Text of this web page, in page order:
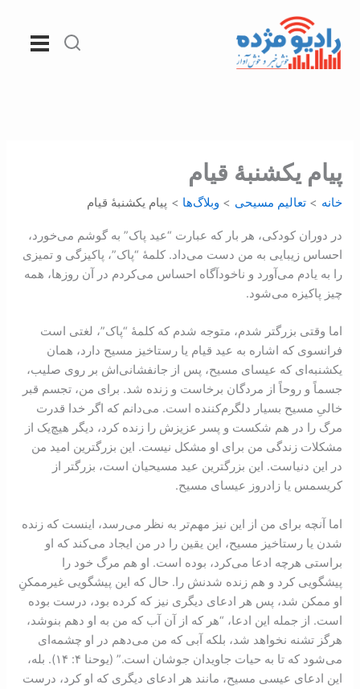
محتوا
پیام يکشنبۀ قيام
خانه تعالیم مسیحی وبلاگ‌ها پیام يکشنبۀ قيام
در دوران کودکی، هر بار که عبارت “عید پاک” به گوشم می‌خورد،
احساس زیبایی به من دست می‌داد. کلمۀ “پاک”، پاکیزگی و تمیزی
را به یادم می‌آورد و ناخودآگاه احساس می‌کردم در آن روزها، همه
چیز پاکیزه می‌شود.
اما وقتی بزرگتر شدم، متوجه شدم که کلمۀ “پاک”، لغتی است
فرانسوی که اشاره به عید قيام يا رستاخیز مسیح دارد، همان
يکشنبه‌ای که عیسای مسیح، پس از جانفشانی‌اش بر روی صلیب،
جسماً و روحاً از مردگان برخاست و زنده شد. برای من، تجسم قبر
خالیِ مسیح بسیار دلگرم‌کننده است. می‌دانم که اگر خدا قدرت
مرگ را در هم شکست و پسر عزیزش را زنده کرد، دیگر هیچ‌یک از
مشکلات زندگی من برای او مشکل نیست. این بزرگترین امید من
در این دنیاست. این بزرگترین عید مسیحیان است، بزرگتر از
کریسمس یا زادروز عیسای مسیح.
اما آنچه برای من از این نیز مهم‌تر به نظر می‌رسد، اینست که زنده
شدن یا رستاخیز مسیح، این یقین را در من ایجاد می‌کند که او
براستی هرچه ادعا می‌کرد، بوده است. او هم مرگ خود را
پیشگویی کرد و هم زنده شدنش را. حال که این پیشگویی غیرممکنِ
او ممکن شد، پس هر ادعای دیگری نیز که کرده بود، درست بوده
است. از جمله این ادعا، “هر که از آن آب که من به او دهم بنوشد،
هرگز تشنه نخواهد شد، بلکه آبی که من می‌دهم در او چشمه‌ای
می‌شود که تا به حیات جاویدان جوشان است.” (یوحنا ۴: ‏۱۴). بله،
این ادعای عيسی مسيح، مانند هر ادعای دیگری که او کرد، درست